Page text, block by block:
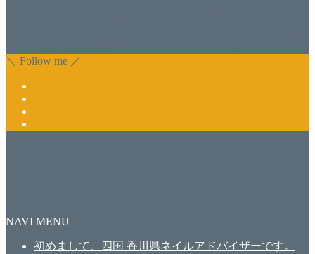
＼ Follow me ／
NAVI MENU
初めまして、四国 香川県ネイルアドバイザーです。